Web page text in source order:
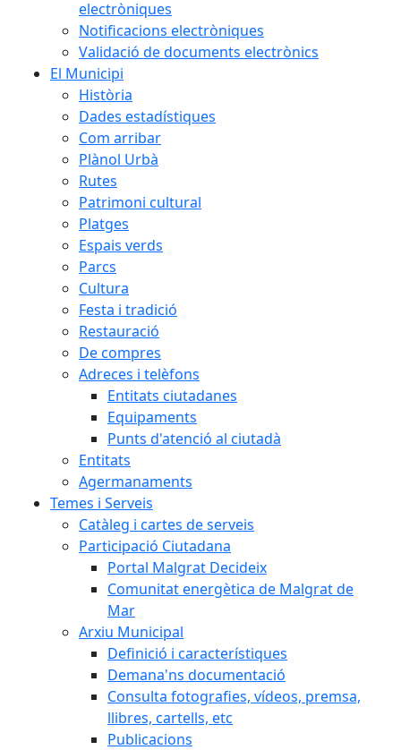
electròniques
Notificacions electròniques
Validació de documents electrònics
El Municipi
Història
Dades estadístiques
Com arribar
Plànol Urbà
Rutes
Patrimoni cultural
Platges
Espais verds
Parcs
Cultura
Festa i tradició
Restauració
De compres
Adreces i telèfons
Entitats ciutadanes
Equipaments
Punts d'atenció al ciutadà
Entitats
Agermanaments
Temes i Serveis
Catàleg i cartes de serveis
Participació Ciutadana
Portal Malgrat Decideix
Comunitat energètica de Malgrat de
Mar
Arxiu Municipal
Definició i característiques
Demana'ns documentació
Consulta fotografies, vídeos, premsa,
llibres, cartells, etc
Publicacions